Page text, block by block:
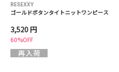
RESEXXY
ゴールドボタンタイトニットワンピース
3,520 円
60%OFF